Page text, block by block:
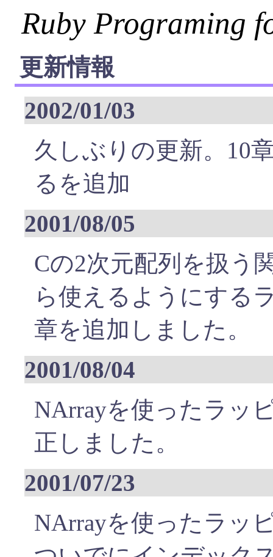
Ruby Programing
更新情報
2002/01/03
久しぶりの更新。10
るを追加
2001/08/05
Cの2次元配列を扱う
ら使えるようにする
章を追加しました。
2001/08/04
NArrayを使ったラッ
正しました。
2001/07/23
NArrayを使ったラッ